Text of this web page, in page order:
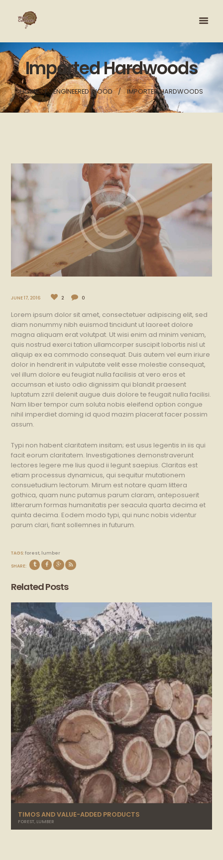
Imported Hardwoods
HOME ENGINEERED WOOD IMPORTED HARDWOODS
JUNE 17, 2016 2 0
Lorem ipsum dolor sit amet, consectetuer adipiscing elit, sed
diam nonummy nibh euismod tincidunt ut laoreet dolore
magna aliquam erat volutpat. Ut wisi enim ad minim veniam,
quis nostrud exerci tation ullamcorper suscipit lobortis nisl ut
aliquip ex ea commodo consequat. Duis autem vel eum iriure
dolor in hendrerit in vulputate velit esse molestie consequat,
vel illum dolore eu feugiat nulla facilisis at vero eros et
accumsan et iusto odio dignissim qui blandit praesent
luptatum zzril delenit augue duis dolore te feugait nulla facilisi.
Nam liber tempor cum soluta nobis eleifend option congue
nihil imperdiet doming id quod mazim placerat facer possim
assum.
Typi non habent claritatem insitam; est usus legentis in iis qui
facit eorum claritatem. Investigationes demonstraverunt
lectores legere me lius quod ii legunt saepius. Claritas est
etiam processus dynamicus, qui sequitur mutationem
consuetudium lectorum. Mirum est notare quam littera
gothica, quam nunc putamus parum claram, anteposuerit
litterarum formas humanitatis per seacula quarta decima et
quinta decima. Eodem modo typi, qui nunc nobis videntur
parum clari, fiant sollemnes in futurum.
TAGS:forest, lumber
SHARE:
Related Posts
TIMOS AND VALUE-ADDED PRODUCTS
FOREST, LUMBER